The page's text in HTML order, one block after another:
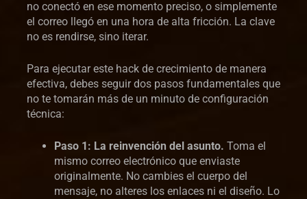
no conectó en ese momento preciso, o simplemente
el correo llegó en una hora de alta fricción. La clave
no es rendirse, sino iterar.
Para ejecutar este hack de crecimiento de manera
efectiva, debes seguir dos pasos fundamentales que
no te tomarán más de un minuto de configuración
técnica:
Paso 1: La reinvención del asunto. Toma el
mismo correo electrónico que enviaste
originalmente. No cambies el cuerpo del
mensaje, no alteres los enlaces ni el diseño. Lo